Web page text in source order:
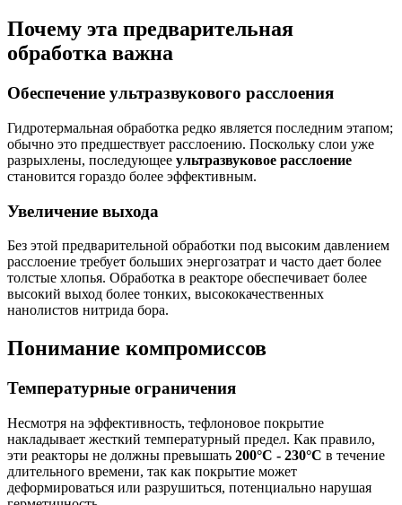
Почему эта предварительная
обработка важна
Обеспечение ультразвукового расслоения
Гидротермальная обработка редко является последним этапом;
обычно это предшествует расслоению. Поскольку слои уже
разрыхлены, последующее ультразвуковое расслоение
становится гораздо более эффективным.
Увеличение выхода
Без этой предварительной обработки под высоким давлением
расслоение требует больших энергозатрат и часто дает более
толстые хлопья. Обработка в реакторе обеспечивает более
высокий выход более тонких, высококачественных
нанолистов нитрида бора.
Понимание компромиссов
Температурные ограничения
Несмотря на эффективность, тефлоновое покрытие
накладывает жесткий температурный предел. Как правило,
эти реакторы не должны превышать 200°C - 230°C в течение
длительного времени, так как покрытие может
деформироваться или разрушиться, потенциально нарушая